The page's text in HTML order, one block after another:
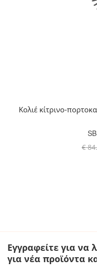
Κολιέ κίτρινο-
€
Εγγραφείτε για να
για νέα προϊόντα